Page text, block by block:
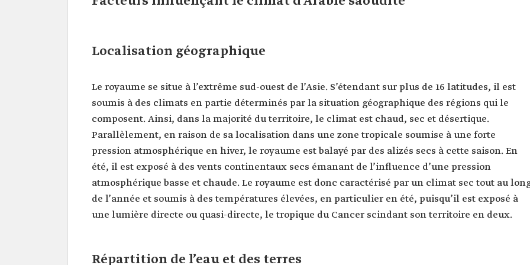
Localisation géographique
Le royaume se situe à l’extrême sud-ouest de l’Asie. S’étendant sur plus de 16 latitudes, il est
soumis à des climats en partie déterminés par la situation géographique des régions qui le
composent. Ainsi, dans la majorité du territoire, le climat est chaud, sec et désertique.
Parallèlement, en raison de sa localisation dans une zone tropicale soumise à une forte
pression atmosphérique en hiver, le royaume est balayé par des alizés secs à cette saison. En
été, il est exposé à des vents continentaux secs émanant de l’influence d’une pression
atmosphérique basse et chaude. Le royaume est donc caractérisé par un climat sec tout au
de l’année et soumis à des températures élevées, en particulier en été, puisqu’il est exposé à
une lumière directe ou quasi-directe, le tropique du Cancer scindant son territoire en deux.
Répartition de l’eau et des terres